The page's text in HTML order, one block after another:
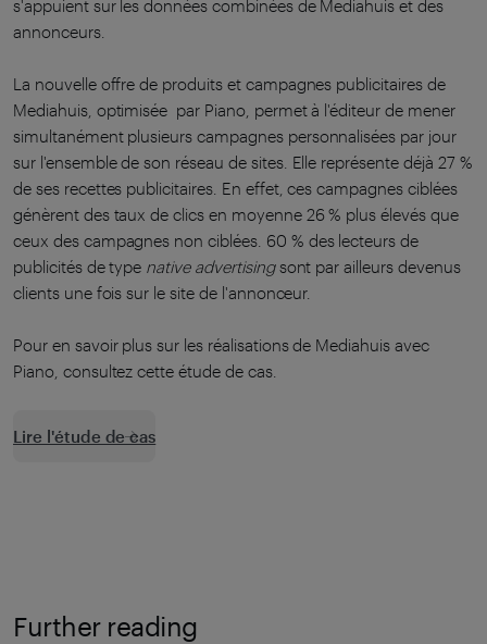
s'appuient sur les données combinées de Mediahuis et des
annonceurs.
La nouvelle offre de produits et campagnes publicitaires de
Mediahuis, optimisée par Piano, permet à l'éditeur de mener
simultanément plusieurs campagnes personnalisées par jour
sur l'ensemble de son réseau de sites. Elle représente déjà 27 %
de ses recettes publicitaires. En effet, ces campagnes ciblées
génèrent des taux de clics en moyenne 26 % plus élevés que
ceux des campagnes non ciblées. 60 % des lecteurs de
publicités de type native advertisingsont par ailleurs devenus
clients une fois sur le site de l'annonceur.
Pour en savoir plus sur les réalisations de Mediahuis avec
Piano, consultez cette étude de cas.
Lire l'étude de cas
Further reading